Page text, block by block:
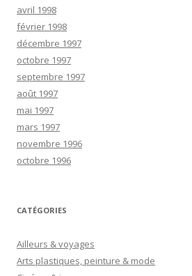
avril 1998
février 1998
décembre 1997
octobre 1997
septembre 1997
août 1997
mai 1997
mars 1997
novembre 1996
octobre 1996
CATÉGORIES
Ailleurs & voyages
Arts plastiques, peinture & mode